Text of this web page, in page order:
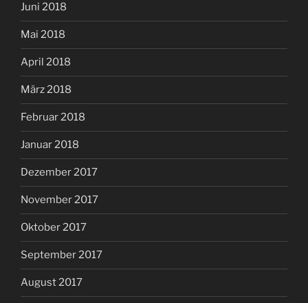
Juni 2018
Mai 2018
April 2018
März 2018
Februar 2018
Januar 2018
Dezember 2017
November 2017
Oktober 2017
September 2017
August 2017